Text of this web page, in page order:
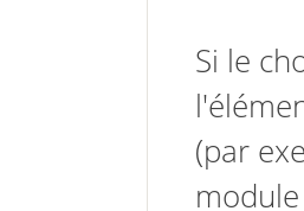
Si le
(par